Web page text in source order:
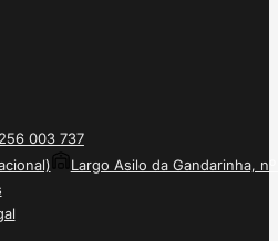
003 737
Largo Asilo da Gandarinha, nº